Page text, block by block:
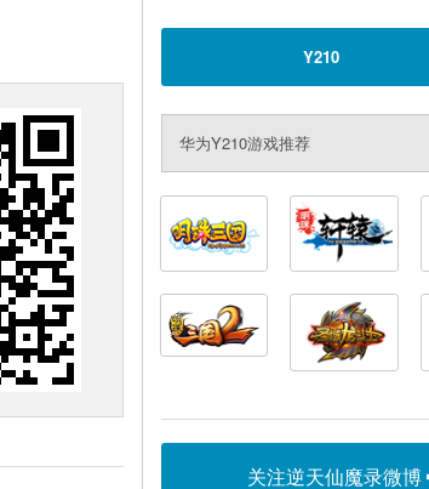
Y210
华为Y210游戏推荐
关注逆天仙魔录微博